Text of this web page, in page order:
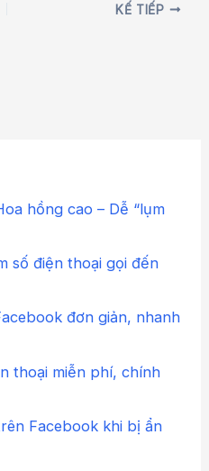
KẾ TIẾP
hồng cao – Dễ “lụm
số điện thoại gọi đến
đơn giản, nhanh
thoại miễn phí, chính
Facebook khi bị ẩn